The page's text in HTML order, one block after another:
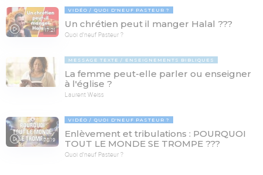
17:21
VIDÉO QUOI D'NEUF PASTEUR ?
Un chrétien peut il manger Halal ???
Quoi d'neuf Pasteur ?
MESSAGE TEXTE ENSEIGNEMENTS BIBLIQUES
La femme peut-elle parler ou enseigner
à l'église ?
Laurent Weiss
78:19
VIDÉO QUOI D'NEUF PASTEUR ?
Enlèvement et tribulations : POURQUOI
TOUT LE MONDE SE TROMPE ???
Quoi d'neuf Pasteur ?